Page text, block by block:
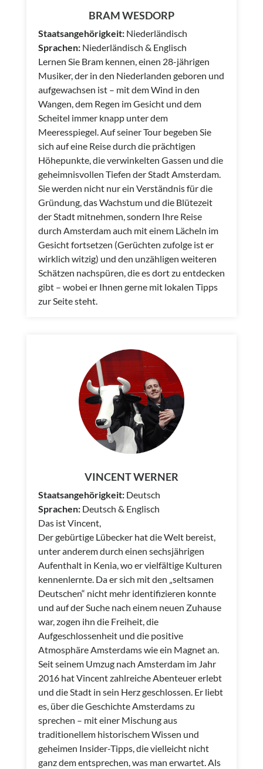
BRAM WESDORP
Staatsangehörigkeit:Niederländisch
Sprachen:Niederländisch & Englisch
Lernen Sie Bram kennen, einen 28-jährigen
Musiker, der in den Niederlanden geboren und
aufgewachsen ist – mit dem Wind in den
Wangen, dem Regen im Gesicht und dem
Scheitel immer knapp unter dem
Meeresspiegel. Auf seiner Tour begeben Sie
sich auf eine Reise durch die prächtigen
Höhepunkte, die verwinkelten Gassen und die
geheimnisvollen Tiefen der Stadt Amsterdam.
Sie werden nicht nur ein Verständnis für die
Gründung, das Wachstum und die Blütezeit
der Stadt mitnehmen, sondern Ihre Reise
durch Amsterdam auch mit einem Lächeln im
Gesicht fortsetzen (Gerüchten zufolge ist er
wirklich witzig) und den unzähligen weiteren
Schätzen nachspüren, die es dort zu entdecken
gibt – wobei er Ihnen gerne mit lokalen Tipps
zur Seite steht.
VINCENT WERNER
Staatsangehörigkeit:Deutsch
Sprachen:Deutsch & Englisch
Das ist Vincent,
Der gebürtige Lübecker hat die Welt bereist,
unter anderem durch einen sechsjährigen
Aufenthalt in Kenia, wo er vielfältige Kulturen
kennenlernte. Da er sich mit den „seltsamen
Deutschen“ nicht mehr identifizieren konnte
und auf der Suche nach einem neuen Zuhause
war, zogen ihn die Freiheit, die
Aufgeschlossenheit und die positive
Atmosphäre Amsterdams wie ein Magnet an.
Seit seinem Umzug nach Amsterdam im Jahr
2016 hat Vincent zahlreiche Abenteuer erlebt
und die Stadt in sein Herz geschlossen. Er liebt
es, über die Geschichte Amsterdams zu
sprechen – mit einer Mischung aus
traditionellem historischem Wissen und
geheimen Insider-Tipps, die vielleicht nicht
ganz dem entsprechen, was man erwartet. Als